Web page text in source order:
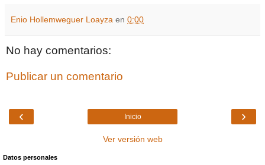
Enio Hollemweguer Loayza en 0:00
No hay comentarios:
Publicar un comentario
‹ ›
Inicio
Ver versión web
Datos personales